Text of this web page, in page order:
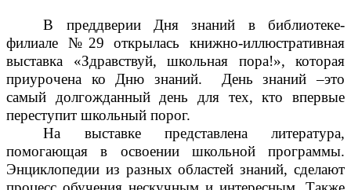
В преддверии Дня знаний в библиотеке-
филиале №29 открылась книжно-иллюстративная
выставка «Здравствуй, школьная пора!», которая
приурочена ко Дню знаний. День знаний –это
самый долгожданный день для тех, кто впервые
переступит школьный порог.
На выставке представлена литература,
помогающая в освоении школьной программы.
Энциклопедии из разных областей знаний, сделают